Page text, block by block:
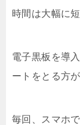
時間は大幅に
電子黒板を導
ートをとる方
毎回、スマホ